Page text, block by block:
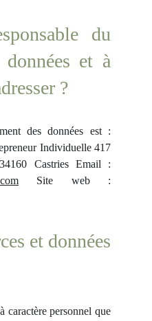
du
et à
?
des données est :
Individuelle 417
Castries Email :
Site web :
et données
caractère personnel que